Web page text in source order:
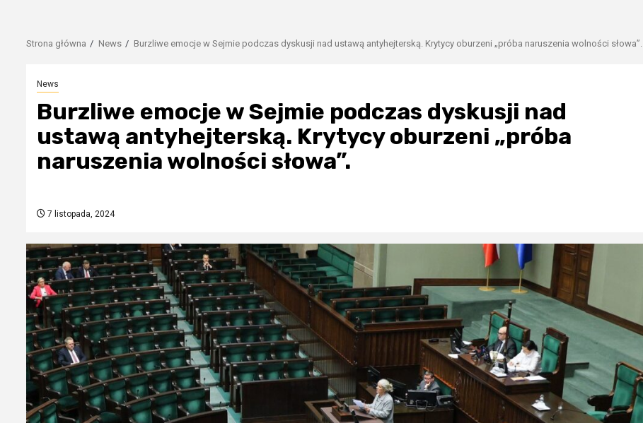
Strona główna News Burzliwe emocje w Sejmie podczas dyskusji nad ustawą antyhejterską. Krytycy oburzeni „próba naruszenia wolności słowa”.
News
Burzliwe emocje w Sejmie podczas dyskusji nad
ustawą antyhejterską. Krytycy oburzeni „próba
naruszenia wolności słowa”.
7 listopada, 2024